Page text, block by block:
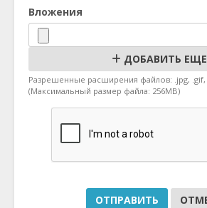
Вложения
ДОБАВИТЬ ЕЩЕ
Разрешенные расширения файлов: .jpg, .gif,
(Максимальный размер файла: 256MB)